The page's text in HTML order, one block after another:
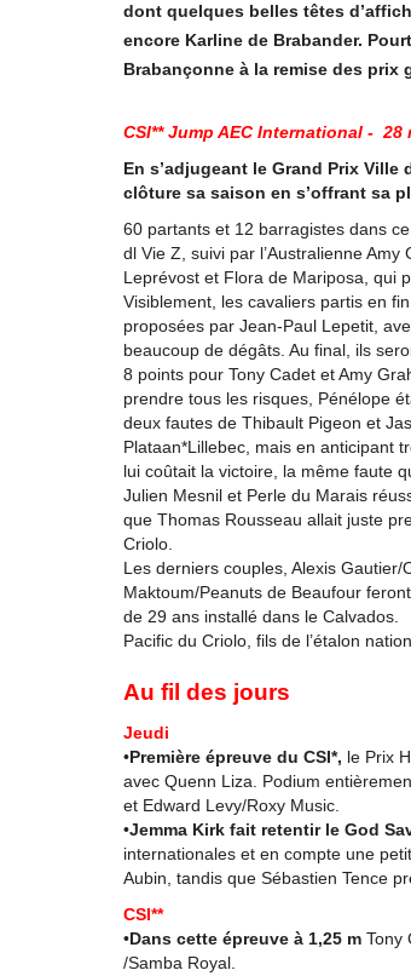
dont quelques belles têtes
encore Karline de Brabander.
Brabançonne à la remise des prix
CSI** Jump AEC International - 28
En s’adjugeant le Grand Prix
clôture sa saison en s’offrant sa
60 partants et 12 barragistes dans
dl Vie Z, suivi par l’Australienne
Leprévost et Flora de Mariposa, qui
Visiblement, les cavaliers partis en
proposées par Jean-Paul Lepetit,
beaucoup de dégâts. Au final, ils
8 points pour Tony Cadet et Amy
prendre tous les risques, Pénélope
deux fautes de Thibault Pigeon et
Plataan*Lillebec, mais en anticipant
lui coûtait la victoire, la même faute
Julien Mesnil et Perle du Marais
que Thomas Rousseau allait juste
Criolo.
Les derniers couples, Alexis
Maktoum/Peanuts de Beaufour
de 29 ans installé dans le Calvados.
Pacific du Criolo, fils de l’étalon
Au fil des jours
Jeudi
•Première épreuve du CSI*, le Prix
avec Quenn Liza. Podium
et Edward Levy/Roxy Music.
•Jemma Kirk fait retentir le God
internationales et en compte une
Aubin, tandis que Sébastien Tence
CSI**
•Dans cette épreuve à 1,25 m Tony
/Samba Royal.